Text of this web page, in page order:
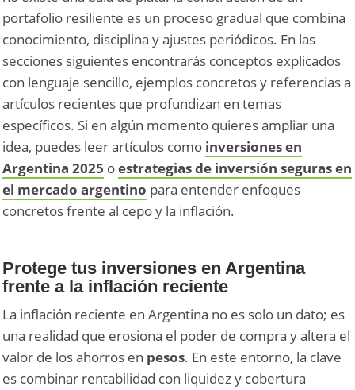
portafolio resiliente es un proceso gradual que combina
conocimiento, disciplina y ajustes periódicos. En las
secciones siguientes encontrarás conceptos explicados
con lenguaje sencillo, ejemplos concretos y referencias a
artículos recientes que profundizan en temas
específicos. Si en algún momento quieres ampliar una
idea, puedes leer artículos como inversiones en
Argentina 2025 oestrategias de inversión seguras en
el mercado argentino para entender enfoques
concretos frente al cepo y la inflación.
Protege tus inversiones en Argentina
frente a la inflación reciente
La inflación reciente en Argentina no es solo un dato; es
una realidad que erosiona el poder de compra y altera el
valor de los ahorros en pesos. En este entorno, la clave
es combinar rentabilidad con liquidez y cobertura